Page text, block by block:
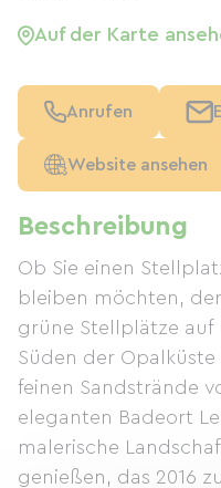
Beschreibung
Ob Sie einen
bleiben möchten,
grüne Stellplätze auf
Süden der
feinen Sandstrände
eleganten Badeort
malerische
genießen, das 2016
Auf der Karte
Anrufen
Website ansehen